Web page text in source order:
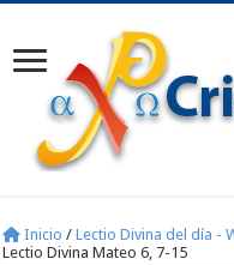
Inicio / Lectio Divina del día -
Lectio Divina Mateo 6, 7-15